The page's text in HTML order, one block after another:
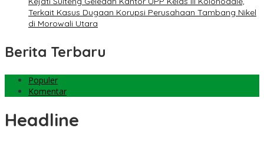
Terkait Kasus Dugaan Korupsi Perusahaan Tambang Nikel
di Morowali Utara
Berita Terbaru
Populer
Komentar
Headline